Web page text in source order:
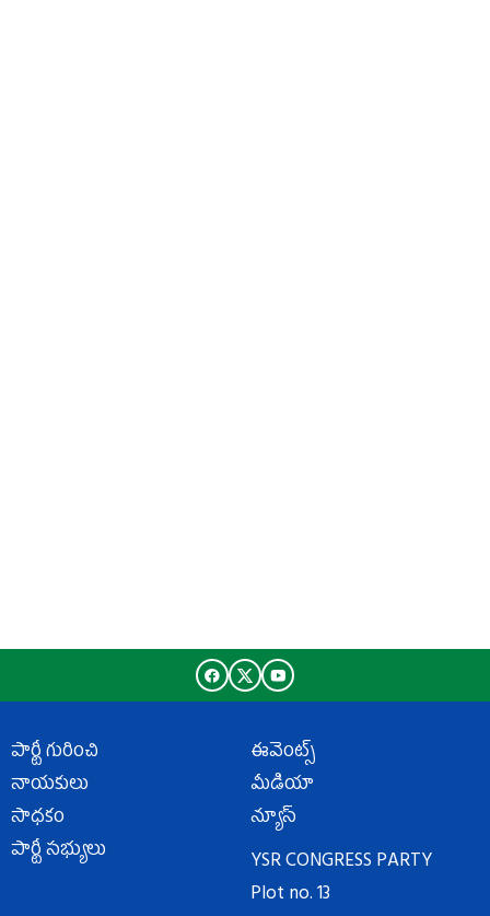
పార్టీ గురించి
నాయకులు
సాధకం
పార్టీ సభ్యులు
ఈవెంట్స్
మీడియా
న్యూస్
YSR CONGRESS PARTY
Plot no. 13